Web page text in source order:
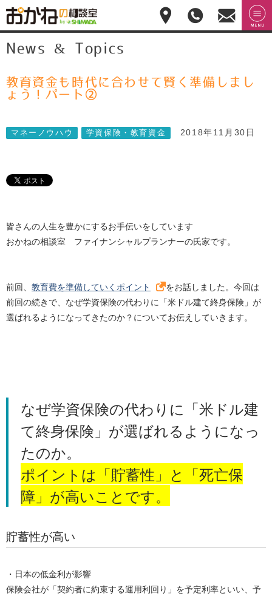
おかねの相談室 by
嶋田商事
せ
028-
日:10:00-
News & Topics
教育資金も時代に合わせて賢く準備しまし
ょう！パート②
マネーノウハウ 学資保険・教育資金 2018年11月30日
皆さんの人生を豊かにするお手伝いをしています
おかねの相談室 ファイナンシャルプランナーの氏家です。
前回、 教育費を準備していくポイント
をお話しました。今回は
前回の続きで、なぜ学資保険の代わりに「米ドル建て終身保険」が
選ばれるようになってきたのか？についてお伝えしていきます。
なぜ学資保険の代わりに「米ドル建
て終身保険」が選ばれるようになっ
たのか。
ポイントは「貯蓄性」と「死亡保
障」が高いことです。
貯蓄性が高い
・日本の低金利が影響
保険会社が「契約者に約束する運用利回り」を予定利率といい、予